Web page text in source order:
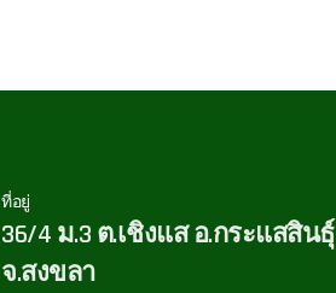
ที่อยู่
36/4 ม.3 ต.เชิงแส อ.กระแสสินธุ์
จ.สงขลา